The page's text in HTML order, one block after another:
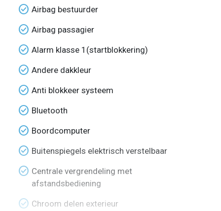
check_circle Airbag bestuurder
check_circle Airbag passagier
check_circle Alarm klasse 1(startblokkering)
check_circle Andere dakkleur
check_circle Anti blokkeer systeem
check_circle Bluetooth
check_circle Boordcomputer
check_circle Buitenspiegels elektrisch verstelbaar
check_circle Centrale vergrendeling met
afstandsbediening
check_circle Chroom delen exterieur